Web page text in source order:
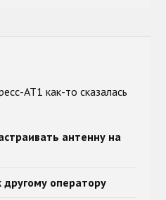
АТ1 как-то сказалась
антенну на
оператору